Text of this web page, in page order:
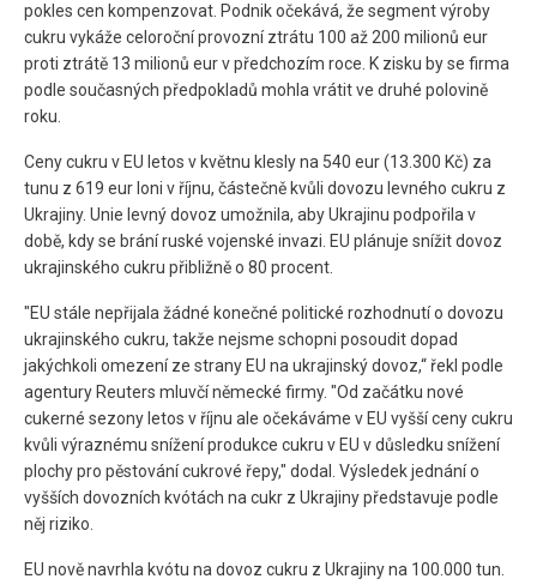
pokles cen kompenzovat. Podnik očekává, že segment výroby
cukru vykáže celoroční provozní ztrátu 100 až 200 milionů eur
proti ztrátě 13 milionů eur v předchozím roce. K zisku by se firma
podle současných předpokladů mohla vrátit ve druhé polovině
roku.
Ceny cukru v EU letos v květnu klesly na 540 eur (13.300 Kč) za
tunu z 619 eur loni v říjnu, částečně kvůli dovozu levného cukru z
Ukrajiny. Unie levný dovoz umožnila, aby Ukrajinu podpořila v
době, kdy se brání ruské vojenské invazi. EU plánuje snížit dovoz
ukrajinského cukru přibližně o 80 procent.
"EU stále nepřijala žádné konečné politické rozhodnutí o dovozu
ukrajinského cukru, takže nejsme schopni posoudit dopad
jakýchkoli omezení ze strany EU na ukrajinský dovoz,“ řekl podle
agentury Reuters mluvčí německé firmy. "Od začátku nové
cukerné sezony letos v říjnu ale očekáváme v EU vyšší ceny cukru
kvůli výraznému snížení produkce cukru v EU v důsledku snížení
plochy pro pěstování cukrové řepy," dodal. Výsledek jednání o
vyšších dovozních kvótách na cukr z Ukrajiny představuje podle
něj riziko.
EU nově navrhla kvótu na dovoz cukru z Ukrajiny na 100.000 tun.